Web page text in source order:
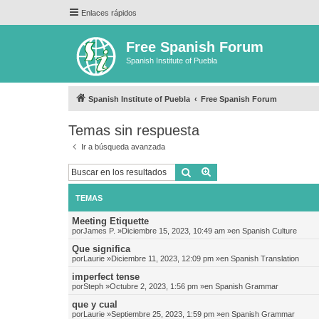
Enlaces rápidos
Free Spanish Forum
Spanish Institute of Puebla
Spanish Institute of Puebla Free Spanish Forum
Temas sin respuesta
Ir a búsqueda avanzada
Buscar
TEMAS
Meeting Etiquette
porJames P. »Diciembre 15, 2023, 10:49 am »en Spanish Culture
Que significa
porLaurie »Diciembre 11, 2023, 12:09 pm »en Spanish Translation
imperfect tense
porSteph »Octubre 2, 2023, 1:56 pm »en Spanish Grammar
que y cual
porLaurie »Septiembre 25, 2023, 1:59 pm »en Spanish Grammar